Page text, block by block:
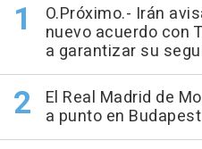
O.Próximo.- Irán
nuevo acuerdo con
a garantizar su
El Real Madrid de
a punto en